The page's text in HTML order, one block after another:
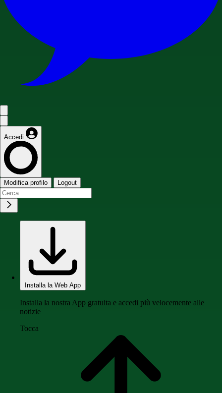
Accedi
Modifica profilo Logout
Installa la Web App
Installa la nostra App gratuita e accedi più velocemente alle
notizie
Tocca